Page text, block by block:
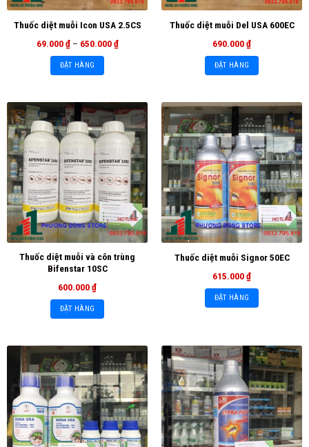
Thuốc diệt muỗi Icon USA 2.5CS
69.000₫ – 650.000₫
ĐẶT HÀNG
Thuốc diệt muỗi Del USA 600EC
690.000₫
ĐẶT HÀNG
Thuốc diệt muỗi và côn trùng
Bifenstar 10SC
600.000₫
ĐẶT HÀNG
Thuốc diệt muỗi Signor 50EC
615.000₫
ĐẶT HÀNG